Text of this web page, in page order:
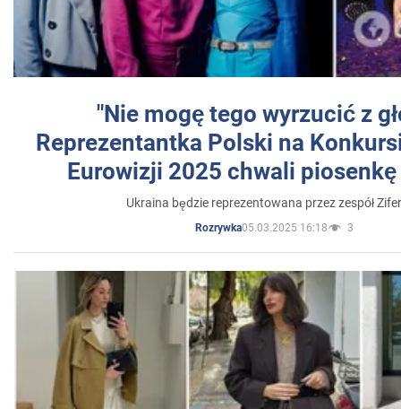
"Nie mogę tego wyrzucić z
Reprezentantka Polski na
Eurowizji 2025 chwali
Ukraina będzie reprezentowana przez zespół
Rozrywka05.03.2025 16:18 3